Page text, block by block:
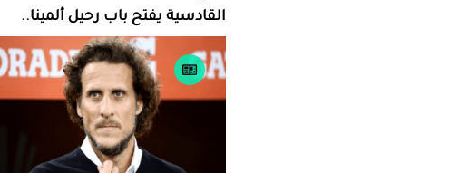
القادسية يفتح باب رحيل ألمينا..